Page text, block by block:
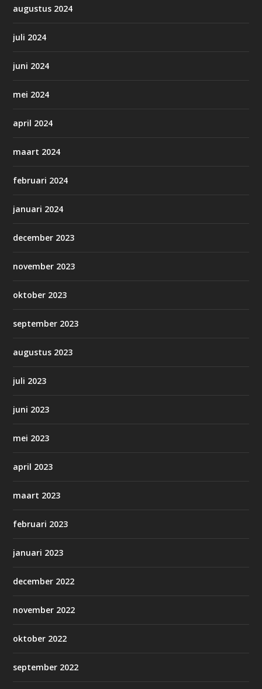
augustus 2024
juli 2024
juni 2024
mei 2024
april 2024
maart 2024
februari 2024
januari 2024
december 2023
november 2023
oktober 2023
september 2023
augustus 2023
juli 2023
juni 2023
mei 2023
april 2023
maart 2023
februari 2023
januari 2023
december 2022
november 2022
oktober 2022
september 2022